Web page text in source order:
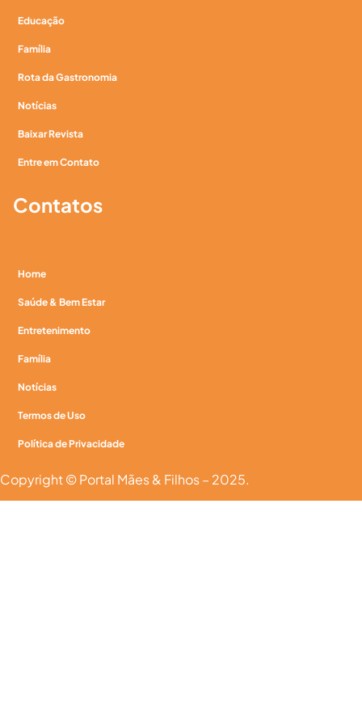
Educação
Família
Rota da Gastronomia
Notícias
Baixar Revista
Entre em Contato
Contatos
Home
Saúde & Bem Estar
Entretenimento
Família
Notícias
Termos de Uso
Política de Privacidade
Copyright © Portal Mães & Filhos – 2025.